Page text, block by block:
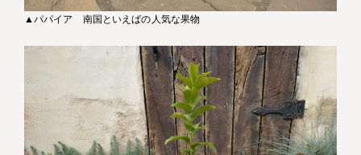
▲パパイア 南国といえばの人気な果物